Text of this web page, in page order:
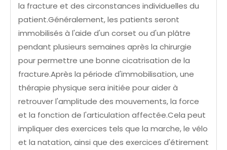
la fracture et des circonstances individuelles du
patient.Généralement, les patients seront
immobilisés à l'aide d'un corset ou d'un plâtre
pendant plusieurs semaines après la chirurgie
pour permettre une bonne cicatrisation de la
fracture.Après la période d'immobilisation, une
thérapie physique sera initiée pour aider à
retrouver l'amplitude des mouvements, la force
et la fonction de l'articulation affectée.Cela peut
impliquer des exercices tels que la marche, le vélo
et la natation, ainsi que des exercices d'étirement